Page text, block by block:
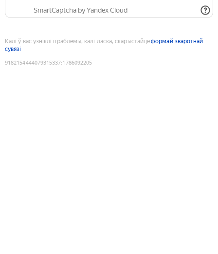
SmartCaptcha by Yandex Cloud
Калі ў вас узніклі праблемы, калі ласка, скарыстайцеформай зваротнай
сувязі
9182154444079315337:1786092205